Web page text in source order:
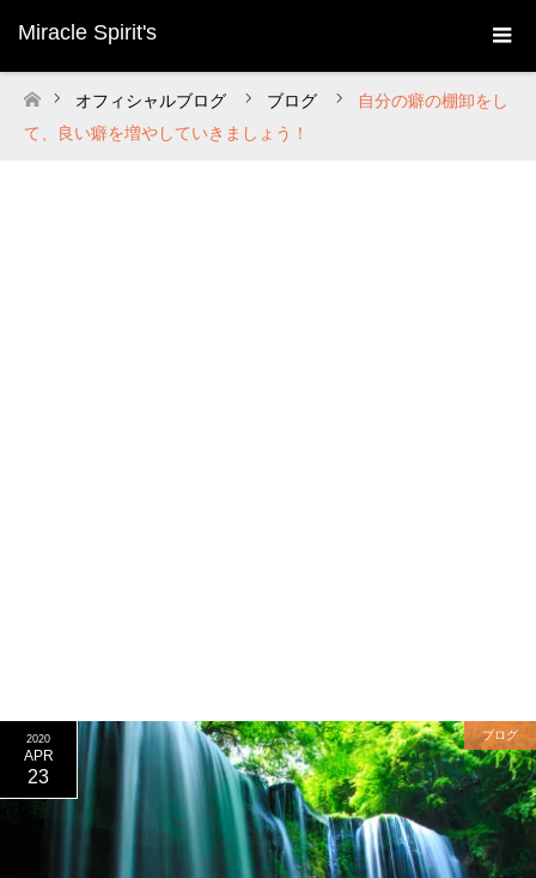
Miracle Spirit's
ホーム
オフィシャルブログ ブログ
自分の癖の棚卸をし
て、良い癖を増やしていきましょう！
2020
APR
23
ブログ